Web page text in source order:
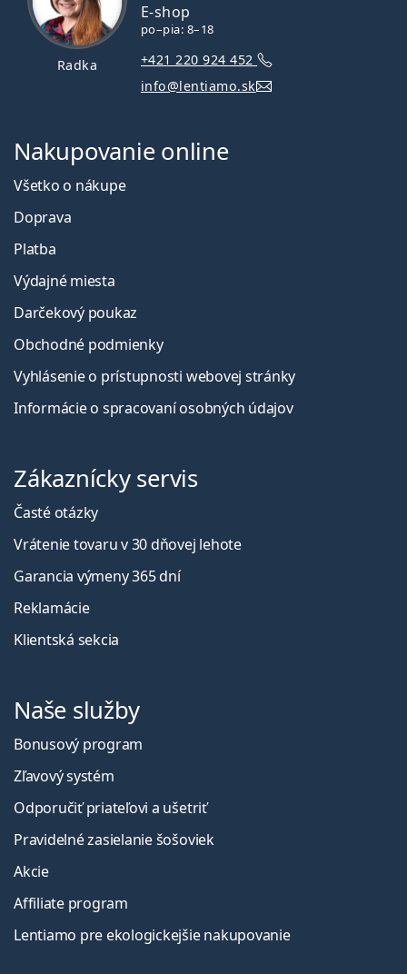
Radka
E-shop
po–pia: 8–18
+421 220 924 452
info@lentiamo.sk
Nakupovanie online
Všetko o nákupe
Doprava
Platba
Výdajné miesta
Darčekový poukaz
Obchodné podmienky
Vyhlásenie o prístupnosti webovej stránky
Informácie o spracovaní osobných údajov
Zákaznícky servis
Časté otázky
Vrátenie tovaru v 30 dňovej lehote
Garancia výmeny 365 dní
Reklamácie
Klientská sekcia
Naše služby
Bonusový program
Zľavový systém
Odporučiť priateľovi a ušetriť
Pravidelné zasielanie šošoviek
Akcie
Affiliate program
Lentiamo pre ekologickejšie nakupovanie